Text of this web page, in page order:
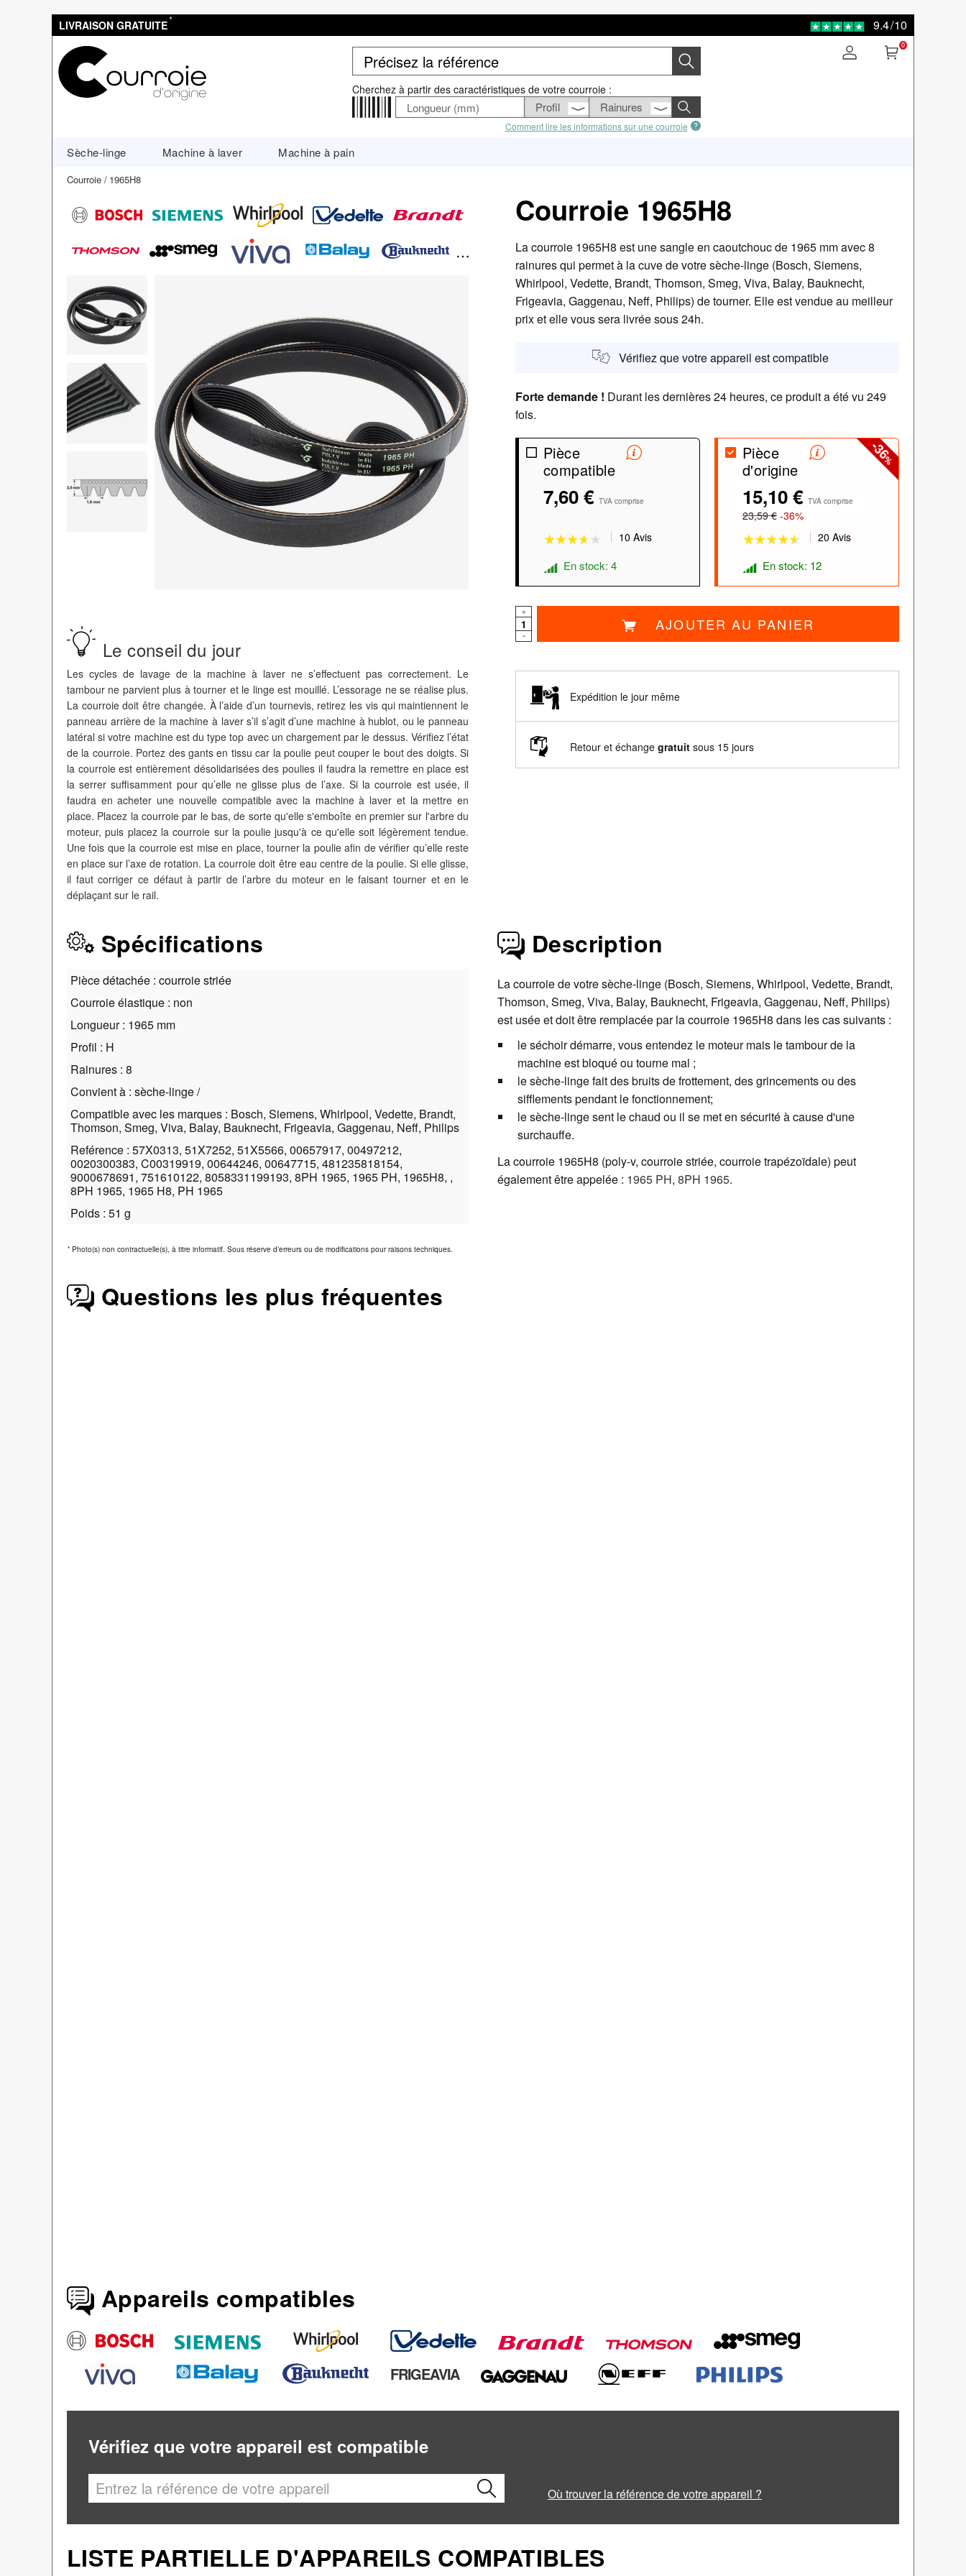
LIVRAISON GRATUITE* 9.4/10
Cherchez à partir des caractéristiques de votre courroie :
Comment lire les informations sur une courroie
0
Sèche-linge Machine à laver Machine à pain
Courroie 1965H8
Le conseil du jour
Les cycles de lavage de la machine à laver ne s’effectuent pas correctement. Le
tambour ne parvient plus à tourner et le linge est mouillé. L’essorage ne se réalise plus.
La courroie doit être changée. À l’aide d’un tournevis, retirez les vis qui maintiennent le
panneau arrière de la machine à laver s’il s’agit d’une machine à hublot, ou le panneau
latéral si votre machine est du type top avec un chargement par le dessus. Vérifiez l’état
de la courroie. Portez des gants en tissu car la poulie peut couper le bout des doigts. Si
la courroie est entièrement désolidarisées des poulies il faudra la remettre en place est
la serrer suffisamment pour qu’elle ne glisse plus de l’axe. Si la courroie est usée, il
faudra en acheter une nouvelle compatible avec la machine à laver et la mettre en
place. Placez la courroie par le bas, de sorte qu'elle s'emboîte en premier sur l'arbre du
moteur, puis placez la courroie sur la poulie jusqu'à ce qu'elle soit légèrement tendue.
Une fois que la courroie est mise en place, tourner la poulie afin de vérifier qu’elle reste
en place sur l’axe de rotation. La courroie doit être eau centre de la poulie. Si elle glisse,
il faut corriger ce défaut à partir de l’arbre du moteur en le faisant tourner et en le
déplaçant sur le rail.
Courroie 1965H8
La courroie 1965H8 est une sangle en caoutchouc de 1965 mm avec 8
rainures qui permet à la cuve de votre sèche-linge (Bosch, Siemens,
Whirlpool, Vedette, Brandt, Thomson, Smeg, Viva, Balay, Bauknecht,
Frigeavia, Gaggenau, Neff, Philips) de tourner. Elle est vendue au meilleur
prix et elle vous sera livrée sous 24h.
Vérifiez que votre appareil est compatible
Forte demande ! Durant les dernières 24 heures, ce produit a été vu 249
fois.
Pièce
compatible
7,60 € TVA comprise
★★★★★
★★★★★
10 Avis
En stock: 4
-36
%
Pièce
d'origine
15,10 € TVA comprise
23,59 € -36%
20 Avis
En stock: 12
+
-
AJOUTER AU PANIER
Expédition le jour même
Retour et échange gratuit sous 15 jours
Spécifications
Pièce détachée : courroie striée
Courroie élastique : non
Longueur : 1965 mm
Profil : H
Rainures : 8
Convient à : sèche-linge /
Compatible avec les marques : Bosch, Siemens, Whirlpool, Vedette, Brandt,
Thomson, Smeg, Viva, Balay, Bauknecht, Frigeavia, Gaggenau, Neff, Philips
Reférence : 57X0313, 51X7252, 51X5566, 00657917, 00497212,
0020300383, C00319919, 00644246, 00647715, 481235818154,
9000678691, 751610122, 8058331199193, 8PH 1965, 1965 PH, 1965H8, ,
8PH 1965, 1965 H8, PH 1965
Poids : 51 g
* Photo(s) non contractuelle(s), à titre informatif. Sous réserve d’erreurs ou de modifications pour raisons techniques.
Description
La courroie de votre sèche-linge (Bosch, Siemens, Whirlpool, Vedette, Brandt,
Thomson, Smeg, Viva, Balay, Bauknecht, Frigeavia, Gaggenau, Neff, Philips)
est usée et doit être remplacée par la courroie 1965H8 dans les cas suivants :
le séchoir démarre, vous entendez le moteur mais le tambour de la
machine est bloqué ou tourne mal ;
le sèche-linge fait des bruits de frottement, des grincements ou des
sifflements pendant le fonctionnement;
le sèche-linge sent le chaud ou il se met en sécurité à cause d'une
surchauffe.
La courroie 1965H8 (poly-v, courroie striée, courroie trapézoïdale) peut
également être appelée : 1965 PH, 8PH 1965.
Questions les plus fréquentes
Appareils compatibles
FRIGEAVIA
Vérifiez que votre appareil est compatible
Où trouver la référence de votre appareil ?
LISTE PARTIELLE D'APPAREILS COMPATIBLES